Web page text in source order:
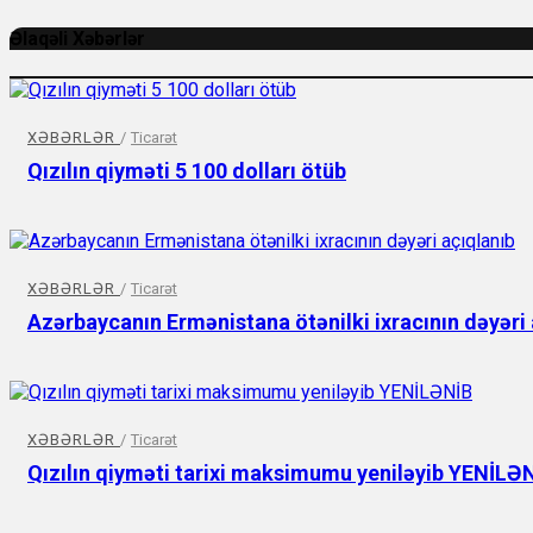
Əlaqəli Xəbərlər
XƏBƏRLƏR / Ticarət
Qızılın qiyməti 5 100 dolları ötüb
XƏBƏRLƏR / Ticarət
Azərbaycanın Ermənistana ötənilki ixracının dəyəri
XƏBƏRLƏR / Ticarət
Qızılın qiyməti tarixi maksimumu yeniləyib